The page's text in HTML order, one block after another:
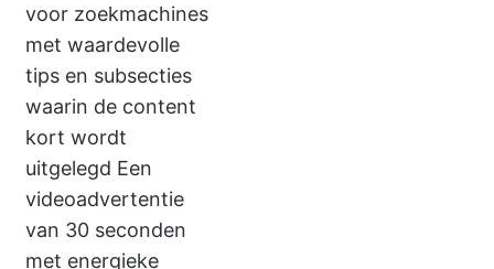
voor zoekmachines
met waardevolle
tips en subsecties
waarin de content
kort wordt
uitgelegd Een
videoadvertentie
van 30 seconden
met energieke